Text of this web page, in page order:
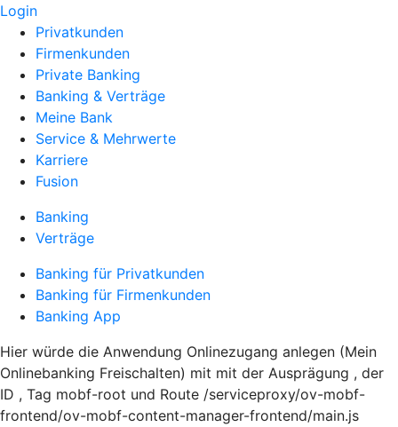
Login
Privatkunden
Firmenkunden
Private Banking
Banking & Verträge
Meine Bank
Service & Mehrwerte
Karriere
Fusion
Banking
Verträge
Banking für Privatkunden
Banking für Firmenkunden
Banking App
Hier würde die Anwendung Onlinezugang anlegen (Mein
Onlinebanking Freischalten) mit mit der Ausprägung , der
ID , Tag mobf-root und Route /serviceproxy/ov-mobf-
frontend/ov-mobf-content-manager-frontend/main.js